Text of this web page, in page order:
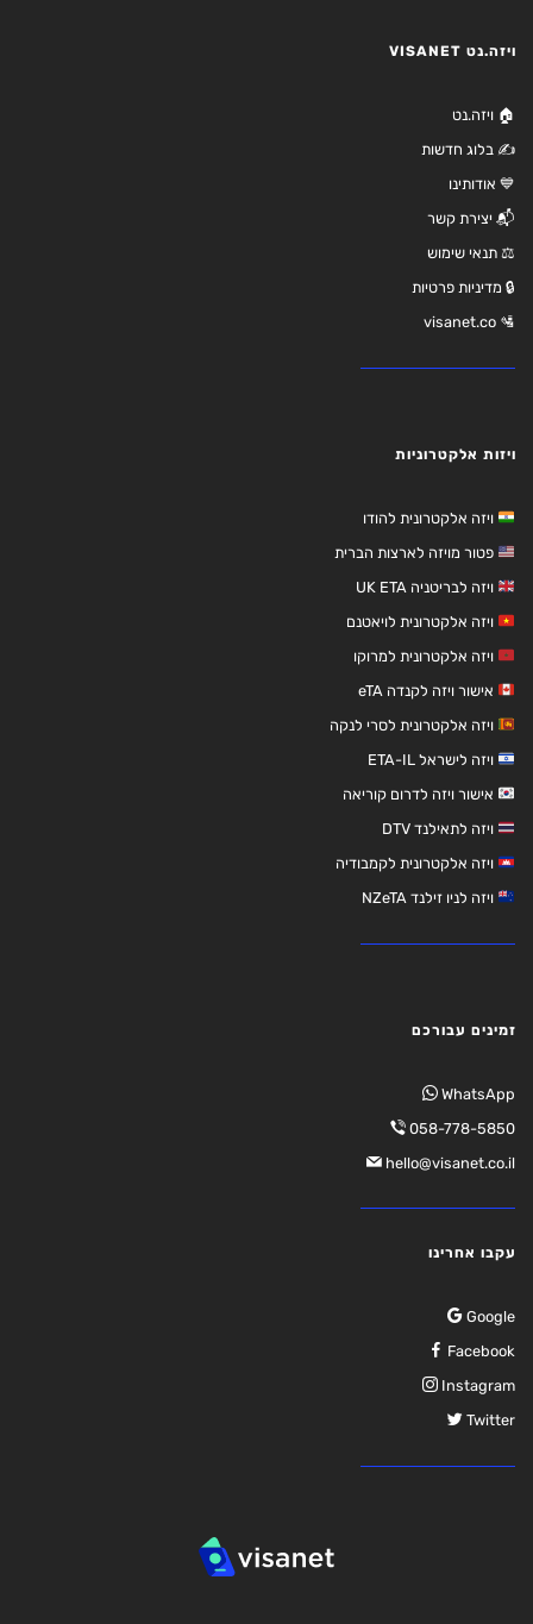
ויזה.נט VISANET
🏠 ויזה.נט
✍️ בלוג חדשות
💙 אודותינו
📬 יצירת קשר
⚖️ תנאי שימוש
🔒 מדיניות פרטיות
🛂 visanet.co
ויזות אלקטרוניות
ויזה אלקטרונית להודו
פטור מויזה לארצות הברית
ויזה לבריטניה UK ETA
ויזה אלקטרונית לויאטנם
ויזה אלקטרונית למרוקו
אישור ויזה לקנדה eTA
ויזה אלקטרונית לסרי לנקה
ויזה לישראל ETA-IL
אישור ויזה לדרום קוריאה
ויזה לתאילנד DTV
ויזה אלקטרונית לקמבודיה
ויזה לניו זילנד NZeTA
זמינים עבורכם
WhatsApp
058-778-5850
hello@visanet.co.il
עקבו אחרינו
Google
Facebook
Instagram
Twitter